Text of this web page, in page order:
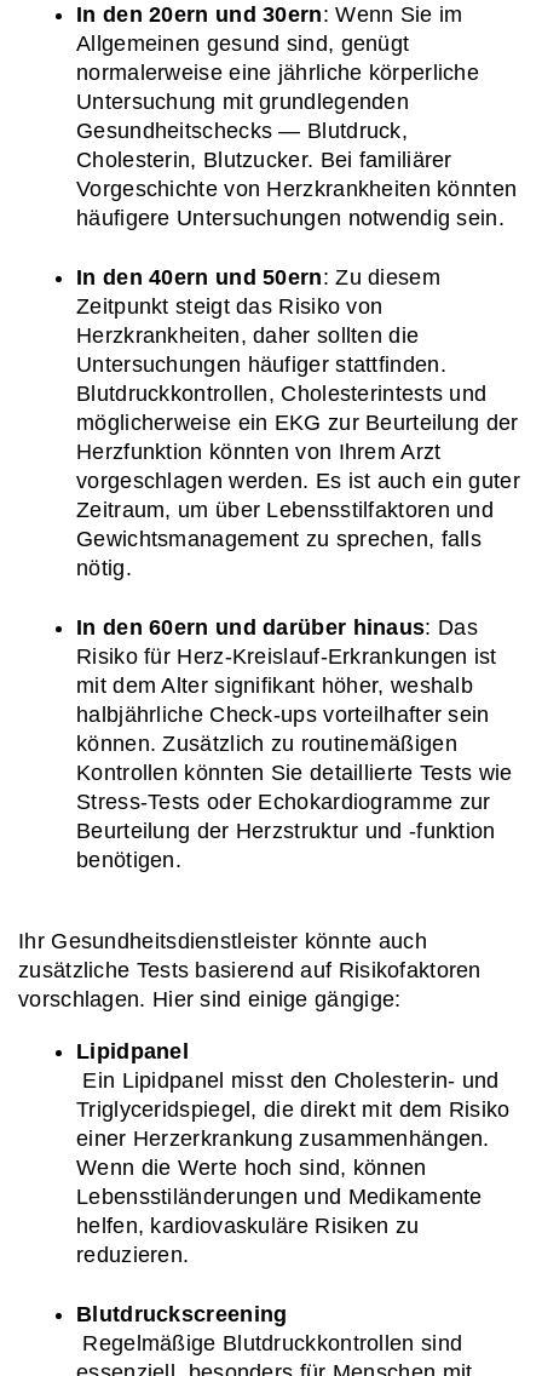
In den 20ern und 30ern: Wenn Sie im
Allgemeinen gesund sind, genügt
normalerweise eine jährliche körperliche
Untersuchung mit grundlegenden
Gesundheitschecks — Blutdruck,
Cholesterin, Blutzucker. Bei familiärer
Vorgeschichte von Herzkrankheiten könnten
häufigere Untersuchungen notwendig sein.
In den 40ern und 50ern: Zu diesem
Zeitpunkt steigt das Risiko von
Herzkrankheiten, daher sollten die
Untersuchungen häufiger stattfinden.
Blutdruckkontrollen, Cholesterintests und
möglicherweise ein EKG zur Beurteilung der
Herzfunktion könnten von Ihrem Arzt
vorgeschlagen werden. Es ist auch ein guter
Zeitraum, um über Lebensstilfaktoren und
Gewichtsmanagement zu sprechen, falls
nötig.
In den 60ern und darüber hinaus: Das
Risiko für Herz-Kreislauf-Erkrankungen ist
mit dem Alter signifikant höher, weshalb
halbjährliche Check-ups vorteilhafter sein
können. Zusätzlich zu routinemäßigen
Kontrollen könnten Sie detaillierte Tests wie
Stress-Tests oder Echokardiogramme zur
Beurteilung der Herzstruktur und -funktion
benötigen.
Ihr Gesundheitsdienstleister könnte auch
zusätzliche Tests basierend auf Risikofaktoren
vorschlagen. Hier sind einige gängige:
Lipidpanel
Triglyceridspiegel, die direkt mit dem Risiko
einer Herzerkrankung zusammenhängen.
Wenn die Werte hoch sind, können
Lebensstiländerungen und Medikamente
helfen, kardiovaskuläre Risiken zu
reduzieren.
Blutdruckscreening